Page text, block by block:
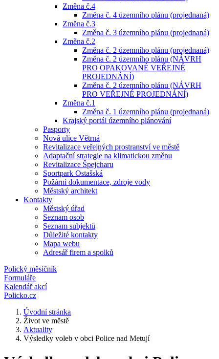
Změna č.4
Změna č. 4 územního plánu (projednaná)
Změna č.3
Změna č. 3 územního plánu (projednaná)
Změna č.2
Změna č. 2 územního plánu (projednaná)
Změna č. 2 územního plánu (NÁVRH
PRO OPAKOVANÉ VEŘEJNÉ
PROJEDNÁNÍ)
Změna č. 2 územního plánu (NÁVRH
PRO VEŘEJNÉ PROJEDNÁNÍ)
Změna č.1
Změna č. 1 územního plánu (projednaná)
Krajský portál územního plánování
Pasporty
Nová ulice Větrná
Revitalizace veřejných prostranství ve městě
Adaptační strategie na klimatickou změnu
Revitalizace Špejcharu
Sportpark Ostašská
Požární dokumentace, zdroje vody
Městský architekt
Kontakty
Městský úřad
Seznam osob
Seznam subjektů
Důležité kontakty
Mapa webu
Adresář firem a spolků
Polický měsíčník
Formuláře
Kalendář akcí
Policko.cz
Úvodní stránka
Život ve městě
Aktuality
Výsledky voleb v obci Police nad Metují